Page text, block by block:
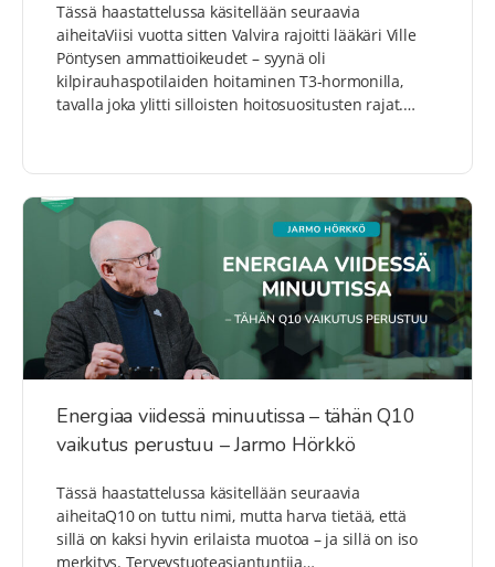
Tässä haastattelussa käsitellään seuraavia
aiheitaViisi vuotta sitten Valvira rajoitti lääkäri Ville
Pöntysen ammattioikeudet – syynä oli
kilpirauhaspotilaiden hoitaminen T3-hormonilla,
tavalla joka ylitti silloisten hoitosuositusten rajat.…
Energiaa viidessä minuutissa – tähän Q10
vaikutus perustuu – Jarmo Hörkkö
Tässä haastattelussa käsitellään seuraavia
aiheitaQ10 on tuttu nimi, mutta harva tietää, että
sillä on kaksi hyvin erilaista muotoa – ja sillä on iso
merkitys. Terveystuoteasiantuntija…